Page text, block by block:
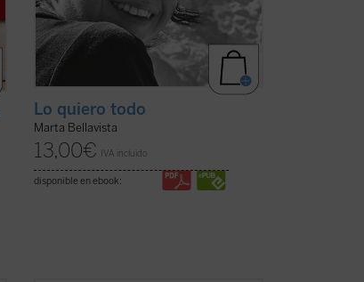
Lo quiero todo
Marta Bellavista
13,00€ IVA incluido
disponible en ebook: